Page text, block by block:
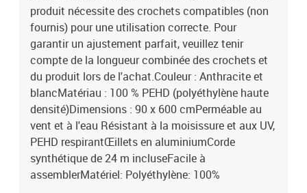
produit nécessite des crochets compatibles (non
fournis) pour une utilisation correcte. Pour
garantir un ajustement parfait, veuillez tenir
compte de la longueur combinée des crochets et
du produit lors de l'achat.Couleur : Anthracite et
blancMatériau : 100 % PEHD (polyéthylène haute
densité)Dimensions : 90 x 600 cmPerméable au
vent et à l'eau Résistant à la moisissure et aux UV,
PEHD respirantŒillets en aluminiumCorde
synthétique de 24 m incluseFacile à
assemblerMatériel: Polyéthylène: 100%